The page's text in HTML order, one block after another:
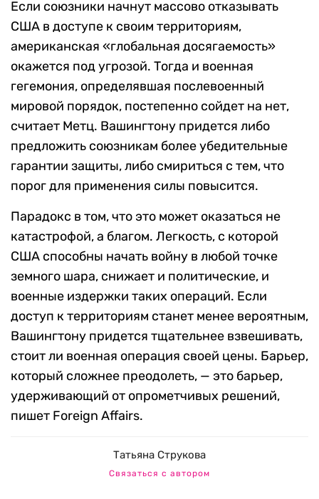
Если союзники начнут массово отказывать
США в доступе к своим территориям,
американская «глобальная досягаемость»
окажется под угрозой. Тогда и военная
гегемония, определявшая послевоенный
мировой порядок, постепенно сойдет на нет,
считает Метц. Вашингтону придется либо
предложить союзникам более убедительные
гарантии защиты, либо смириться с тем, что
порог для применения силы повысится.
Парадокс в том, что это может оказаться не
катастрофой, а благом. Легкость, с которой
США способны начать войну в любой точке
земного шара, снижает и политические, и
военные издержки таких операций. Если
доступ к территориям станет менее вероятным,
Вашингтону придется тщательнее взвешивать,
стоит ли военная операция своей цены. Барьер,
который сложнее преодолеть, — это барьер,
удерживающий от опрометчивых решений,
пишет Foreign Affairs.
Татьяна Струкова
Связаться с автором